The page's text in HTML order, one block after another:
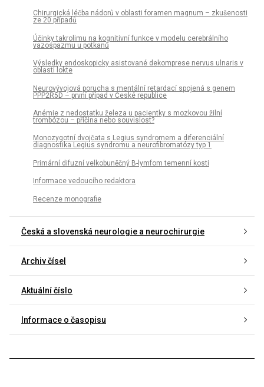
Chirurgická léčba nádorů v oblasti foramen magnum – zkušenosti
ze 20 případů
Účinky takrolimu na kognitivní funkce v modelu cerebrálního
vazospazmu u potkanů
Výsledky endoskopicky asistované dekomprese nervus ulnaris v
oblasti lokte
Neurovývojová porucha s mentální retardací spojená s genem
PPP2R5D – první případ v České republice
Anémie z nedostatku železa u pacientky s mozkovou žilní
trombózou – příčina nebo souvislost?
Monozygotní dvojčata s Legius syndromem a diferenciální
diagnostika Legius syndromu a neurofibromatózy typ 1
Primární difuzní velkobuněčný B-lymfom temenní kosti
Informace vedoucího redaktora
Recenze monografie
Česká a slovenská neurologie a neurochirurgie
Archiv čísel
Aktuální číslo
Informace o časopisu